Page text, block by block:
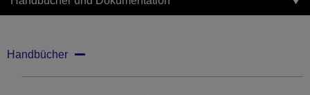
Handbücher